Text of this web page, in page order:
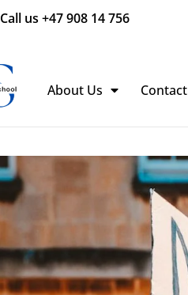
Call us +47 908 14 756
About Us Contact